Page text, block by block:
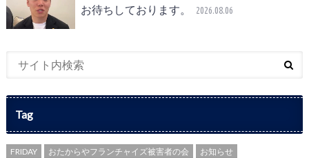
お待ちしております。
2026.08.06
Tag
FRIDAY おたからやフランチャイズ被害者の会
お知らせ